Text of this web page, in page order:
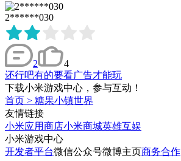
2******030
2
4
还行吧有的要看广告才能玩
下载小米游戏中心，参与互动！
首页 > 糖果小镇世界
友情链接
小米应用商店小米商城英雄互娱
小米游戏中心
开发者平台微信公众号微博主页商务合作